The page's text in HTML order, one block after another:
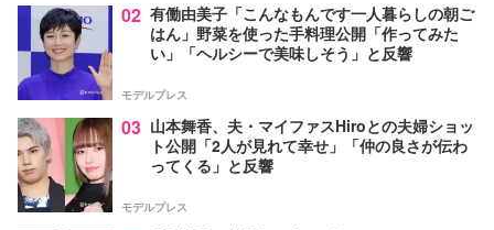
02 有働由美子「こんなもんです一人暮らしの朝ご
はん」野菜を使った手料理公開「作ってみた
い」「ヘルシーで美味しそう」と反響
モデルプレス
03 山本舞香、夫・マイファスHiroとの夫婦ショッ
ト公開「2人が見れて幸せ」「仲の良さが伝わ
ってくる」と反響
モデルプレス